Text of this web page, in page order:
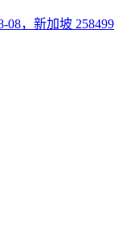
08，新加坡 258499